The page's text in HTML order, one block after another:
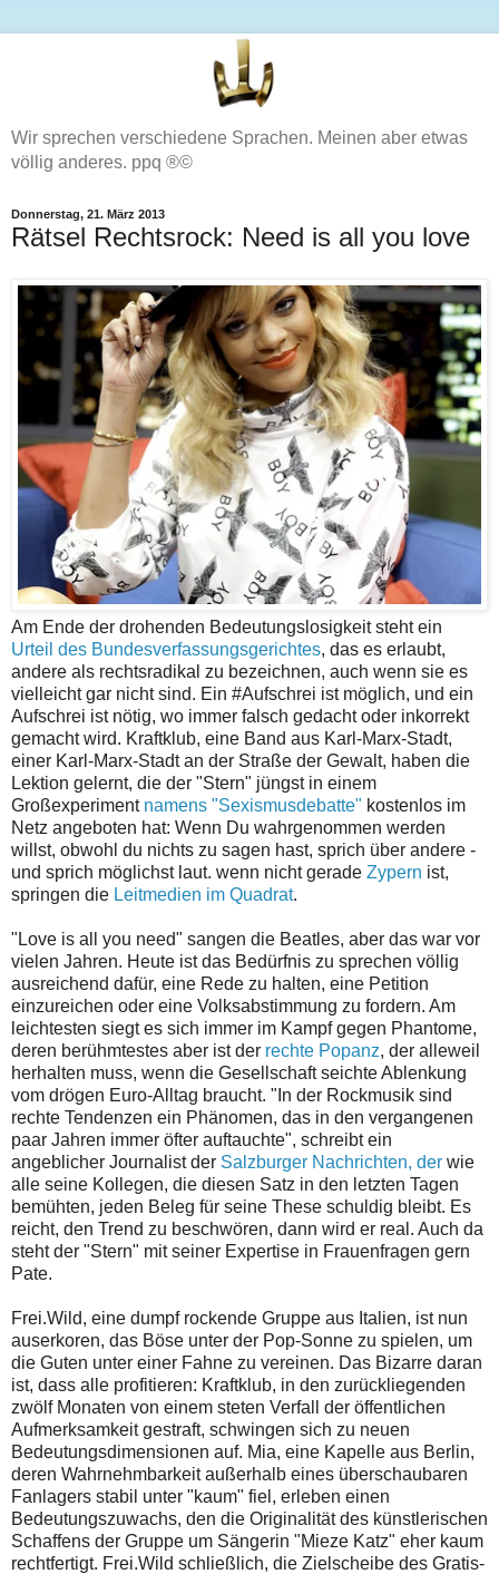
Wir sprechen verschiedene Sprachen. Meinen aber etwas
völlig anderes. ppq ®©
Donnerstag, 21. März 2013
Rätsel Rechtsrock: Need is all you love
Am Ende der drohenden Bedeutungslosigkeit steht ein
Urteil des Bundesverfassungsgerichtes, das es erlaubt,
andere als rechtsradikal zu bezeichnen, auch wenn sie es
vielleicht gar nicht sind. Ein #Aufschrei ist möglich, und ein
Aufschrei ist nötig, wo immer falsch gedacht oder inkorrekt
gemacht wird. Kraftklub, eine Band aus Karl-Marx-Stadt,
einer Karl-Marx-Stadt an der Straße der Gewalt, haben die
Lektion gelernt, die der "Stern" jüngst in einem
Großexperiment namens "Sexismusdebatte" kostenlos im
Netz angeboten hat: Wenn Du wahrgenommen werden
willst, obwohl du nichts zu sagen hast, sprich über andere -
und sprich möglichst laut. wenn nicht gerade Zypern ist,
springen die Leitmedien im Quadrat.
"Love is all you need" sangen die Beatles, aber das war vor
vielen Jahren. Heute ist das Bedürfnis zu sprechen völlig
ausreichend dafür, eine Rede zu halten, eine Petition
einzureichen oder eine Volksabstimmung zu fordern. Am
leichtesten siegt es sich immer im Kampf gegen Phantome,
deren berühmtestes aber ist der rechte Popanz, der alleweil
herhalten muss, wenn die Gesellschaft seichte Ablenkung
vom drögen Euro-Alltag braucht. "In der Rockmusik sind
rechte Tendenzen ein Phänomen, das in den vergangenen
paar Jahren immer öfter auftauchte", schreibt ein
angeblicher Journalist der Salzburger Nachrichten, der wie
alle seine Kollegen, die diesen Satz in den letzten Tagen
bemühten, jeden Beleg für seine These schuldig bleibt. Es
reicht, den Trend zu beschwören, dann wird er real. Auch da
steht der "Stern" mit seiner Expertise in Frauenfragen gern
Pate.
Frei.Wild, eine dumpf rockende Gruppe aus Italien, ist nun
auserkoren, das Böse unter der Pop-Sonne zu spielen, um
die Guten unter einer Fahne zu vereinen. Das Bizarre daran
ist, dass alle profitieren: Kraftklub, in den zurückliegenden
zwölf Monaten von einem steten Verfall der öffentlichen
Aufmerksamkeit gestraft, schwingen sich zu neuen
Bedeutungsdimensionen auf. Mia, eine Kapelle aus Berlin,
deren Wahrnehmbarkeit außerhalb eines überschaubaren
Fanlagers stabil unter "kaum" fiel, erleben einen
Bedeutungszuwachs, den die Originalität des künstlerischen
Schaffens der Gruppe um Sängerin "Mieze Katz" eher kaum
rechtfertigt. Frei.Wild schließlich, die Zielscheibe des Gratis-